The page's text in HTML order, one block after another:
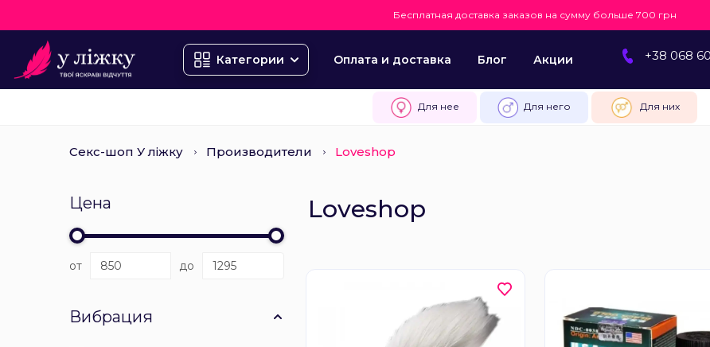
Бесплатная доставка заказов на сумму больше 700 грн
Категории Оплата и доставка Блог Акции +38 068
Для нее Для него Для них
Секс-шоп У ліжку Производители Loveshop
Цена
от до
Вибрация
Loveshop